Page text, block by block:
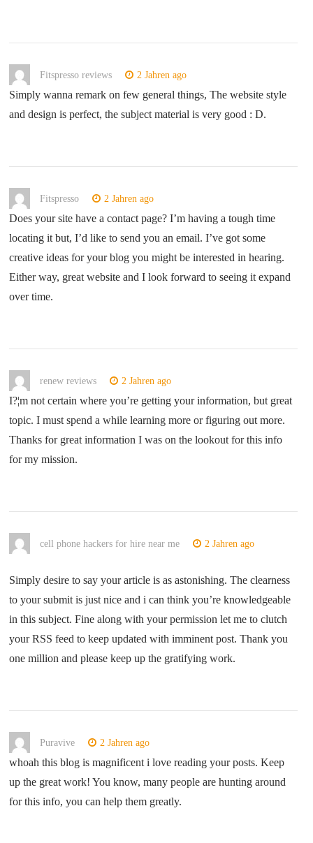
Fitspresso reviews 2 Jahren ago
Simply wanna remark on few general things, The website style
and design is perfect, the subject material is very good : D.
Fitspresso 2 Jahren ago
Does your site have a contact page? I’m having a tough time
locating it but, I’d like to send you an email. I’ve got some
creative ideas for your blog you might be interested in hearing.
Either way, great website and I look forward to seeing it expand
over time.
renew reviews 2 Jahren ago
I?¦m not certain where you’re getting your information, but great
topic. I must spend a while learning more or figuring out more.
Thanks for great information I was on the lookout for this info
for my mission.
cell phone hackers for hire near me 2 Jahren ago
Simply desire to say your article is as astonishing. The clearness
to your submit is just nice and i can think you’re knowledgeable
in this subject. Fine along with your permission let me to clutch
your RSS feed to keep updated with imminent post. Thank you
one million and please keep up the gratifying work.
Puravive 2 Jahren ago
whoah this blog is magnificent i love reading your posts. Keep
up the great work! You know, many people are hunting around
for this info, you can help them greatly.